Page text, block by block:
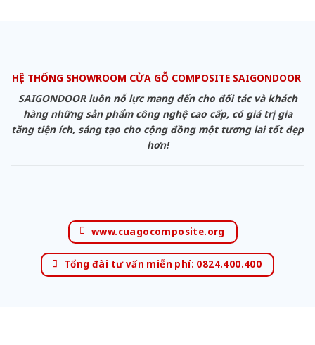
HỆ THỐNG SHOWROOM CỬA GỖ COMPOSITE SAIGONDOOR
SAIGONDOOR luôn nỗ lực mang đến cho đối tác và khách
hàng những sản phẩm công nghệ cao cấp, có giá trị gia
tăng tiện ích, sáng tạo cho cộng đồng một tương lai tốt đẹp
hơn!
www.cuagocomposite.org
Tổng đài tư vấn miễn phí: 0824.400.400